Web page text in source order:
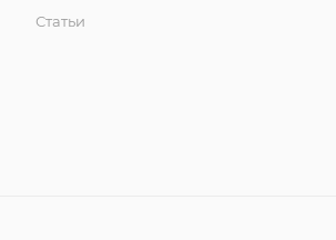
Статьи